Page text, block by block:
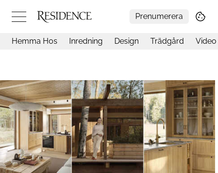
Prenumerera
Design
Trädgård
Video
Inredning
Livsstil
Resor
Mat & Dryck
Influencers
Hemma Hos Inredning Design Trädgård Video